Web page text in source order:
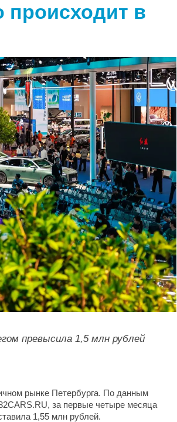
происходит в
превысила 1,5 млн рублей
рынке Петербурга. По данным
за первые четыре месяца
1,55 млн рублей.